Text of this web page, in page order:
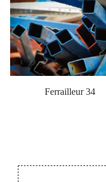
Ferrailleur 34